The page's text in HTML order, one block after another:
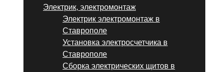
Электрик, электромонтаж
Электрик электромонтаж в
Ставрополе
Установка электросчетчика в
Ставрополе
Сборка электрических щитов в